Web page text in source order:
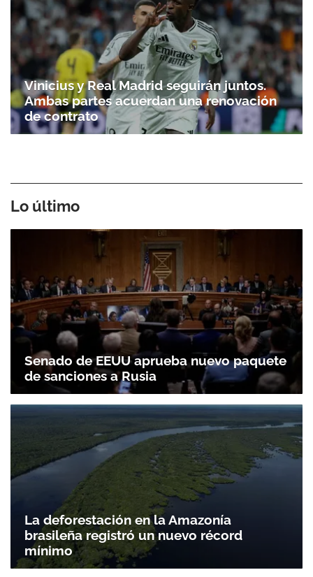
Vinicius y Real Madrid seguirán juntos.
Ambas partes acuerdan una renovación
de contrato
Lo último
Senado de EEUU aprueba nuevo paquete
de sanciones a Rusia
La deforestación en la Amazonía
brasileña registró un nuevo récord
mínimo